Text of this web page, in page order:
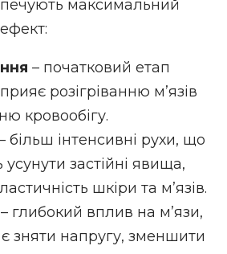
максимальний
– початковий етап
розігріванню м’язів
кровообігу.
більш інтенсивні рухи, що
застійні явища,
шкіри та м’язів.
– глибокий вплив на м’язи,
зняти напругу, зменшити